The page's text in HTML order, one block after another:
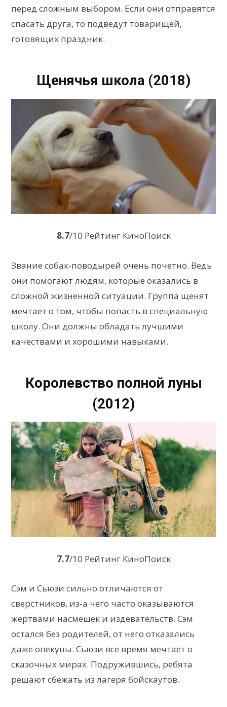
перед сложным выбором. Если они отправятся
спасать друга, то подведут товарищей,
готовящих праздник.
Щенячья школа (2018)
8.7/10 Рейтинг КиноПоиск
Звание собак-поводырей очень почетно. Ведь
они помогают людям, которые оказались в
сложной жизненной ситуации. Группа щенят
мечтает о том, чтобы попасть в специальную
школу. Они должны обладать лучшими
качествами и хорошими навыками.
Королевство полной луны
(2012)
7.7/10 Рейтинг КиноПоиск
Сэм и Сьюзи сильно отличаются от
сверстников, из-а чего часто оказываются
жертвами насмешек и издевательств. Сэм
остался без родителей, от него отказались
даже опекуны. Сьюзи все время мечтает о
сказочных мирах. Подружившись, ребята
решают сбежать из лагеря бойскаутов.